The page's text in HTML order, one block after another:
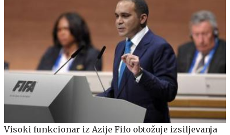
Visoki funkcionar iz Azije Fifo obtožuje izsiljevanja